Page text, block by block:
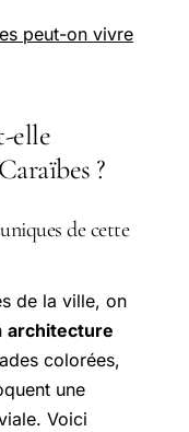
peut-on vivre
elle
?
de cette
de la ville, on
architecture
colorées,
une
Voici